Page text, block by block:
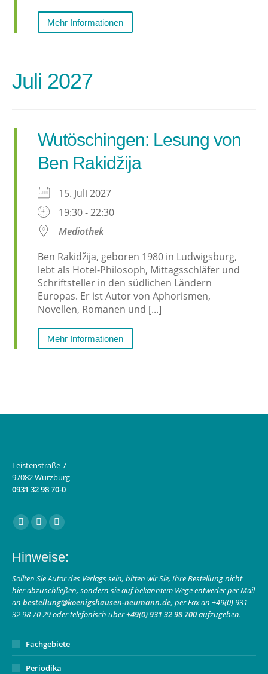
Mehr Informationen
Juli 2027
Wutöschingen: Lesung von
Ben Rakidžija
15. Juli 2027
19:30 - 22:30
Mediothek
Ben Rakidžija, geboren 1980 in Ludwigsburg,
lebt als Hotel-Philosoph, Mittagsschläfer und
Schriftsteller in den südlichen Ländern
Europas. Er ist Autor von Aphorismen,
Novellen, Romanen und [...]
Mehr Informationen
Leistenstraße 7
97082 Würzburg
0931 32 98 70-0
Finden Sie uns auf:
Facebook
opens
in
new
window
Instagram
opens
in
new
window
E-
page
opens
in
new
window
Hinweise:
Sollten Sie Autor des Verlags sein, bitten wir Sie, Ihre Bestellung nicht
hier abzuschließen, sondern sie auf bekanntem Wege entweder per Mail
an bestellung@koenigshausen-neumann.de, per Fax an +49(0) 931
32 98 70 29 oder telefonisch über+49(0) 931 32 98 700aufzugeben.
Fachgebiete
Periodika